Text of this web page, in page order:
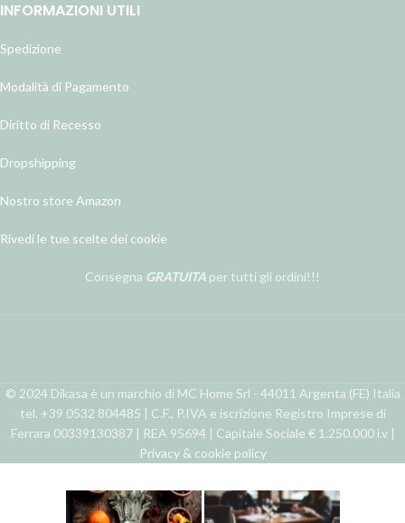
INFORMAZIONI UTILI
Spedizione
Modalità di Pagamento
Diritto di Recesso
Dropshipping
Nostro store Amazon
Rivedi le tue scelte dei cookie
Consegna GRATUITA per tutti gli ordini!!!
© 2024 Dikasa è un marchio di MC Home Srl - 44011 Argenta (FE) Italia
tel. +39 0532 804485 | C.F., P.IVA e iscrizione Registro Imprese di
Ferrara 00339130387 | REA 95694 | Capitale Sociale € 1.250.000 i.v |
Privacy & cookie policy